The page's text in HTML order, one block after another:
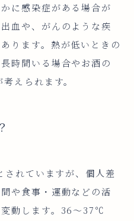
に感染症がある場合が
血や、がんのような疾
ります。熱が低いときの
時間いる場合やお酒の
えられます。
れていますが、個人差
や食事・運動などの活
動します。36〜37℃